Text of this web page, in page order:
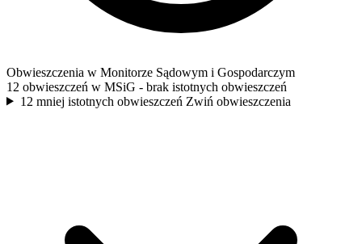
Obwieszczenia w Monitorze Sądowym i Gospodarczym
12 obwieszczeń w MSiG - brak istotnych obwieszczeń
12 mniej istotnych obwieszczeń Zwiń obwieszczenia